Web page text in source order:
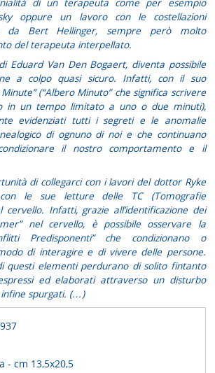
oppure un lavoro con le costellazioni
da Bert Hellinger, sempre però molto
del terapeuta interpellato.
Eduard Van Den Bogaert, diventa possibile
a colpo quasi sicuro. Infatti, con il suo
(“Albero Minuto” che significa scrivere
in un tempo limitato a uno o due minuti),
evidenziati tutti i segreti e le anomalie
di ognuno di noi e che continuano
il nostro comportamento e il
di collegarci con i lavori del dottor Ryke
le sue letture delle TC (Tomografie
cervello. Infatti, grazie all’identificazione dei
nel cervello, è possibile osservare la
Predisponenti” che condizionano o
di interagire e di vivere delle persone.
questi elementi perdurano di solito fintanto
ed elaborati attraverso un disturbo
spurgati. (…)
- cm 13,5x20,5